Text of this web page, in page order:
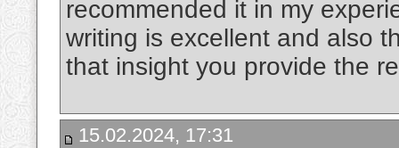
recommended it in my
writing is excellent and also
that insight you provide the
15.02.2024, 17:31